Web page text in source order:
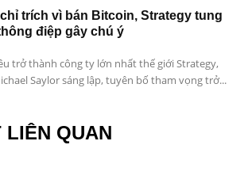
trích vì bán Bitcoin, Strategy tung
điệp gây chú ý
trở thành công ty lớn nhất thế giới Strategy,
Saylor sáng lập, tuyên bố tham vọng trở...
LIÊN QUAN